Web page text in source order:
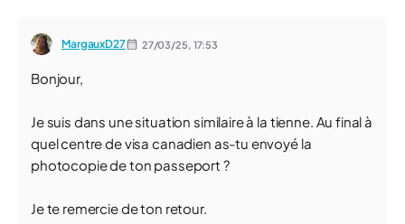
MargauxD27 27/03/25, 17:53
Bonjour,
Je suis dans une situation similaire à la tienne. Au final à
quel centre de visa canadien as-tu envoyé la
photocopie de ton passeport ?
Je te remercie de ton retour.